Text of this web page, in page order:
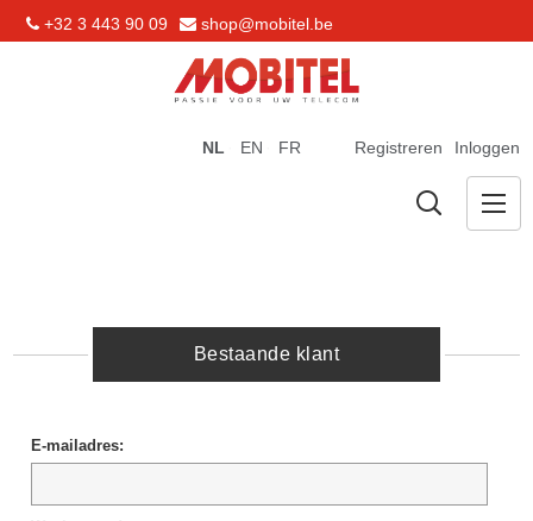
+32 3 443 90 09 shop@mobitel.be
Registreren Inloggen
NL EN FR
Bestaande klant
E-mailadres: